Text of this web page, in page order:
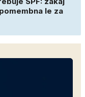
le za